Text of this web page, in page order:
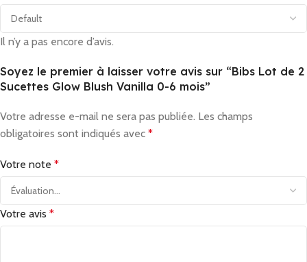
Il n’y a pas encore d’avis.
Soyez le premier à laisser votre avis sur “Bibs Lot de 2
Sucettes Glow Blush Vanilla 0-6 mois”
Votre adresse e-mail ne sera pas publiée. Les champs
obligatoires sont indiqués avec *
Votre note *
Votre avis *